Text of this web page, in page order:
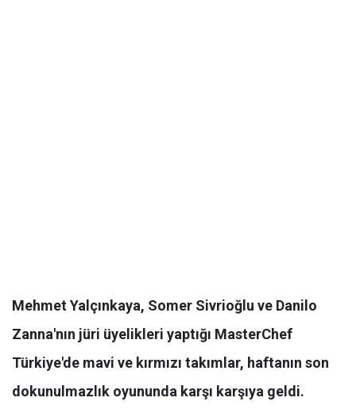
Mehmet Yalçınkaya, Somer Sivrioğlu ve Danilo
Zanna'nın jüri üyelikleri yaptığı MasterChef
Türkiye'de mavi ve kırmızı takımlar, haftanın son
dokunulmazlık oyununda karşı karşıya geldi.